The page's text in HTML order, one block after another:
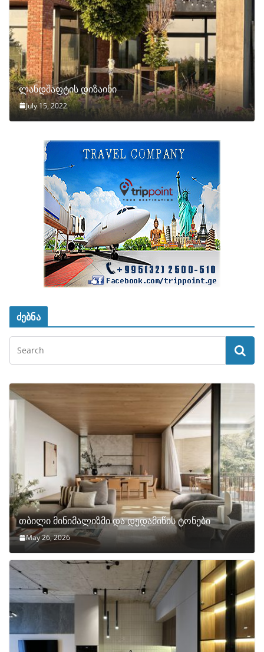
ლანდშაფტის დიზაინი
July 15, 2022
ძებნა
თბილი მინიმალიზმი და დედამიწის ტონები
May 26, 2026